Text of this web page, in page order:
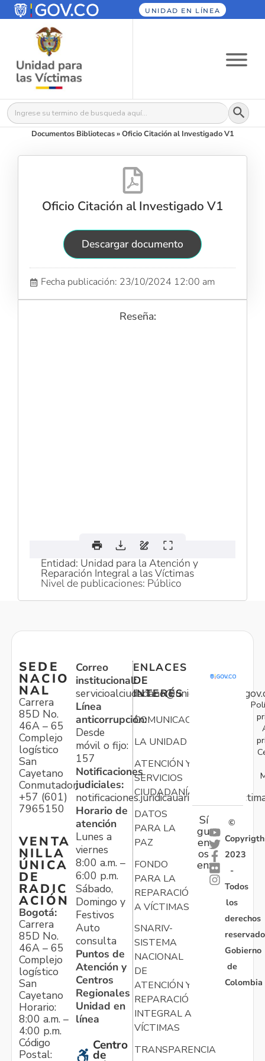
UNIDAD EN LÍNEA
Buscar: Botón
Documentos Bibliotecas»Oficio Citación al Investigado V1
Oficio Citación al Investigado V1
Descargar documento
Fecha publicación: 23/10/2024 12:00 am
Reseña:
Entidad: Unidad para la Atención y
Reparación Integral a las Víctimas
Nivel de publicaciones: Público
SEDE
NACIO
NAL
Carrera
85D No.
46A – 65
Complejo
logístico
San
Cayetano
Conmutador:
+57 (601)
7965150
VENTA
NILLA
ÚNICA
DE
RADIC
ACIÓN
Bogotá:
Carrera
85D No.
46A – 65
Complejo
logístico
San
Cayetano
Horario:
8:00 a.m. –
4:00 p.m.
Código
Postal:
Correo
institucional:
Línea
anticorrupción:
Desde
móvil o fijo:
157
Notificaciones
judiciales:
Horario de
atención
Lunes a
viernes
8:00 a.m. –
6:00 p.m.
Sábado,
Domingo y
Festivos
Auto
consulta
Puntos de
Atención y
Centros
Regionales
Unidad en
línea
Centro
de
ENLACES
DE
INTERÉS
COMUNICACIONES
LA UNIDAD
ATENCIÓN Y
SERVICIOS
CIUDADANÍA
DATOS
PARA LA
PAZ
FONDO
PARA LA
REPARACIÓN
A VÍCTIMAS
SNARIV-
SISTEMA
NACIONAL
DE
ATENCIÓN Y
REPARACIÓN
INTEGRAL A
VÍCTIMAS
TRANSPARENCIA
Sí
gu
en
os
en:
©
Copyrigth
2023
-
Todos
los
derechos
Gobierno
de
Colombia